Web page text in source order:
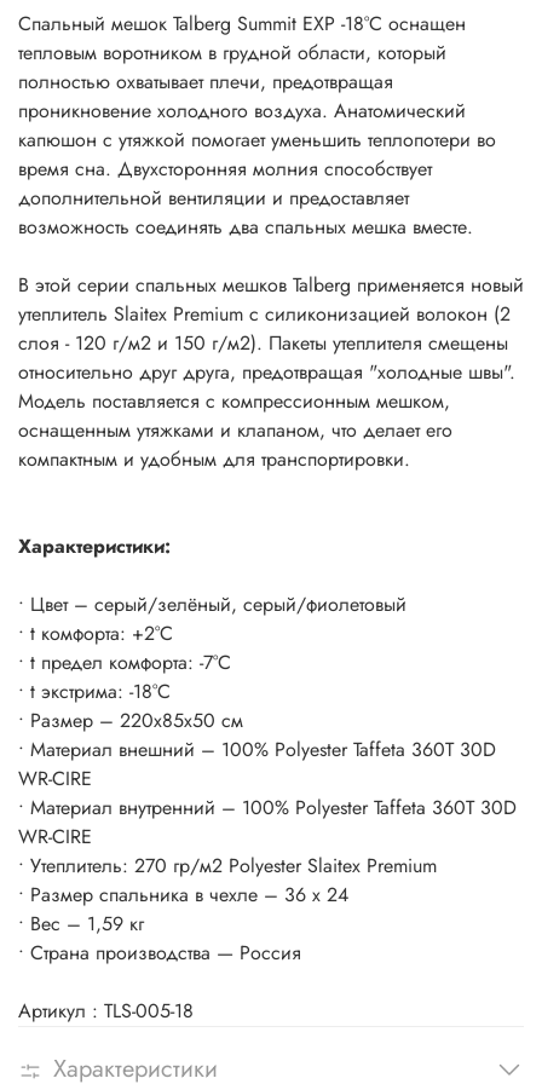
• Размер – 220х85х50 см
• Материал внешний – 100% Polyester Taffeta 360T 30D
WR-CIRE
• Материал внутренний – 100% Polyester Taffeta 360T 30D
WR-CIRE
• Утеплитель: 270 гр/м2 Polyester Slaitex Premium
• Размер спальника в чехле – 36 х 24
• Вес – 1,59 кг
Артикул : TLS-005-18
Спальный мешок Talberg Summit EXP -18°C оснащен
тепловым воротником в грудной области, который
полностью охватывает плечи, предотвращая
проникновение холодного воздуха. Анатомический
капюшон с утяжкой помогает уменьшить теплопотери во
время сна. Двухсторонняя молния способствует
дополнительной вентиляции и предоставляет
возможность соединять два спальных мешка вместе.
В этой серии спальных мешков Talberg применяется новый
утеплитель Slaitex Premium с силиконизацией волокон (2
слоя - 120 г/м2 и 150 г/м2). Пакеты утеплителя смещены
относительно друг друга, предотвращая "холодные швы".
Модель поставляется с компрессионным мешком,
оснащенным утяжками и клапаном, что делает его
компактным и удобным для транспортировки.
Характеристики:
• Цвет – серый/зелёный, серый/фиолетовый
• t комфорта: +2°С
• t предел комфорта: -7°С
• t экстрима: -18°С
• Размер – 220х85х50 см
• Материал внешний – 100% Polyester Taffeta 360T 30D
WR-CIRE
• Материал внутренний – 100% Polyester Taffeta 360T 30D
WR-CIRE
• Утеплитель: 270 гр/м2 Polyester Slaitex Premium
• Размер спальника в чехле – 36 х 24
• Вес – 1,59 кг
• Страна производства — Россия
Артикул : TLS-005-18
Характеристики